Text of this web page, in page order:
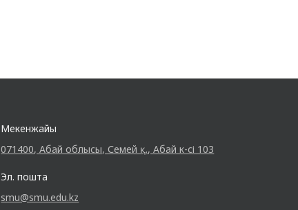
Мекенжайы
071400, Абай облысы, Семей қ., Абай к-сі 103
Эл. пошта
smu@smu.edu.kz